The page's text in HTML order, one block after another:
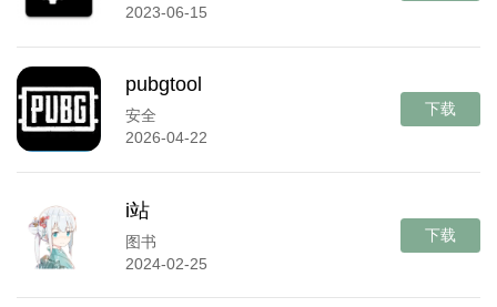
2023-06-15
pubgtool
安全
2026-04-22
下载
i站
图书
2024-02-25
下载